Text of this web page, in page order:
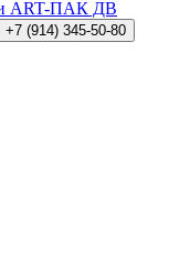
+7 (914) 345-50-80